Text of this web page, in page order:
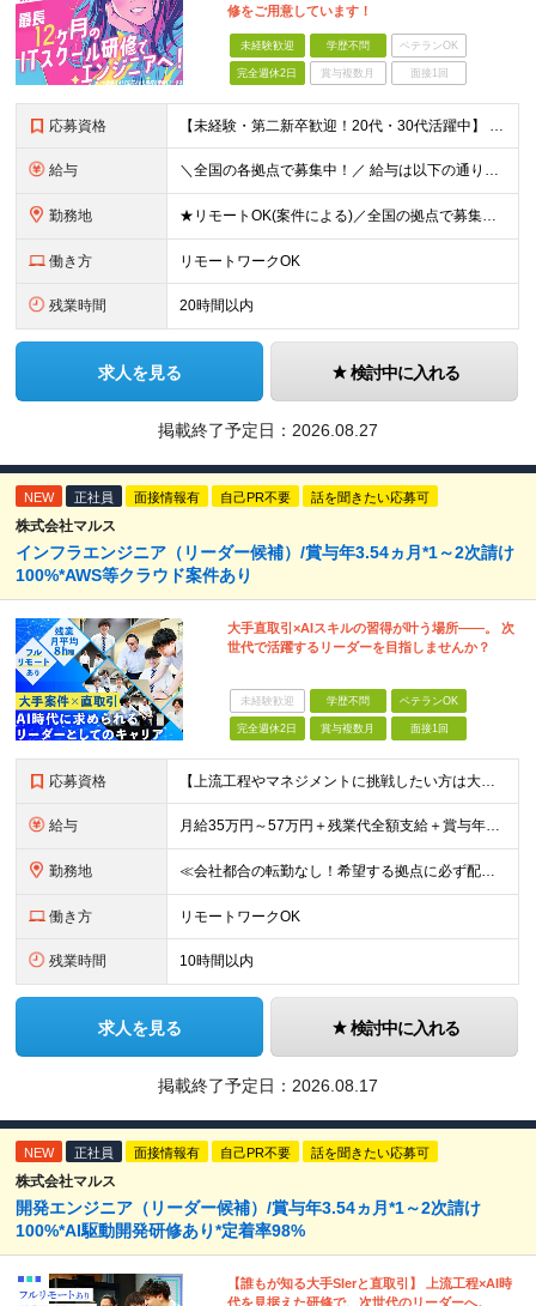
修をご用意しています！
未経験歓迎 学歴不問 ベテランOK
完全週休2日 賞与複数月 面接1回
応募資格 【未経験・第二新卒歓迎！20代・30代活躍中】 ★意欲・人柄重視の採用を実施！ ◆学歴不問 ◆社会人未経験もOK ～こんな方にオススメです～ ◎エンジニアに興味・関心のある方 ◎正社員デビューを叶え
給与 ＼全国の各拠点で募集中！／ 給与は以下の通り、勤務地により異なります。 札幌：月給23万円～27万円 仙台：月給22万円～26万円 新潟：月給22万円～26万円 東京：月給26万円～30万円 大阪：
勤務地 ★リモートOK(案件による)／全国の拠点で募集中！ 北海道、宮城県、新潟県、東京都、大阪府、福岡県、沖縄県にある各拠点 ※様々な企業の現場で、当社プロジェクトに加わり業務を行っていただきます。 ※希望
働き方 リモートワークOK
残業時間 20時間以内
求人を見る 検討中に入れる
掲載終了予定日： 2026.08.27
NEW 正社員 面接情報有 自己PR不要 話を聞きたい応募可
株式会社マルス
インフラエンジニア（リーダー候補）/賞与年3.54ヵ月*1～2次請け
100%*AWS等クラウド案件あり
大手直取引×AIスキルの習得が叶う場所――。 次
世代で活躍するリーダーを目指しませんか？
未経験歓迎 学歴不問 ベテランOK
完全週休2日 賞与複数月 面接1回
応募資格 【上流工程やマネジメントに挑戦したい方は大歓迎です！】 ★インフラエンジニアとしての実務経験をお持ちの方 ★上記に加え、下記いずれかに該当する方 ・チームのリーダー／サブリーダーの経験をお持ちの方 ・
給与 月給35万円～57万円＋残業代全額支給＋賞与年3.45ヵ月(リーダー経験者) 月給32万円～43万円＋残業代全額支給＋賞与年3.45ヵ月(実務経験者) 入社時想定年収： 490万円～798万円(リー
勤務地 ≪会社都合の転勤なし！希望する拠点に必ず配属します。新潟Uターン・Iターン大歓迎！≫ 首都圏(東京、神奈川、千葉、埼玉)または新潟市、長岡市周辺のお客様先または各拠点での勤務となります。 ■東京支社
働き方 リモートワークOK
残業時間 10時間以内
求人を見る 検討中に入れる
掲載終了予定日： 2026.08.17
NEW 正社員 面接情報有 自己PR不要 話を聞きたい応募可
株式会社マルス
開発エンジニア（リーダー候補）/賞与年3.54ヵ月*1～2次請け
100%*AI駆動開発研修あり*定着率98%
【誰もが知る大手SIerと直取引】 上流工程×AI時
代を見据えた研修で、次世代のリーダーへ。